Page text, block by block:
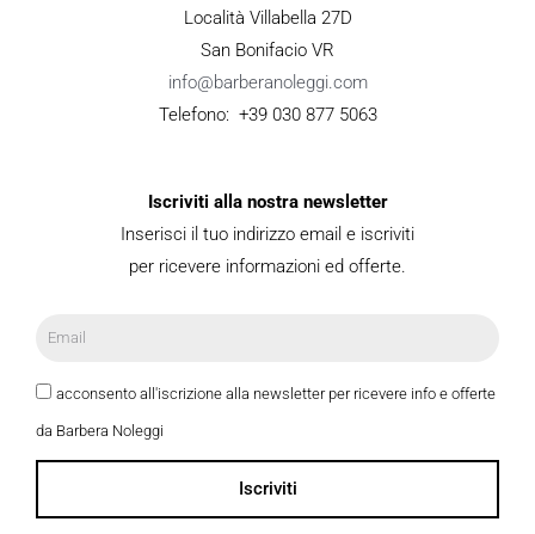
Località Villabella 27D
San Bonifacio VR
info@barberanoleggi.com
Telefono: +39 030 877 5063
Iscriviti alla nostra newsletter
Inserisci il tuo indirizzo email e iscriviti
per ricevere informazioni ed offerte.
acconsento all'iscrizione alla newsletter per ricevere info e offerte
da Barbera Noleggi
Iscriviti